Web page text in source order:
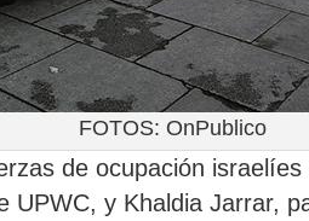
FOTOS: OnPublico
de ocupación
UPWC, y Khaldia Jarrar,